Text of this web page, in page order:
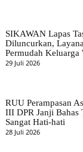
SIKAWAN Lapas
Diluncurkan,
Permudah Keluarga
29 Juli 2026
RUU Perampasan
III DPR Janji Bahas
Sangat Hati-hati
28 Juli 2026